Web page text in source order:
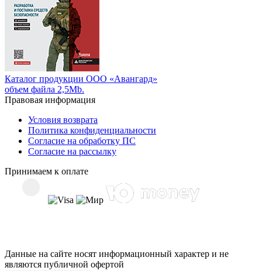
Каталог продукции ООО «Авангард»
объем файла 2,5Mb.
Правовая информация
Условия возврата
Политика конфиденциальности
Согласие на обработку ПС
Согласие на рассылку
Принимаем к оплате
Данные на сайте носят информационный характер и не
являются публичной офертой